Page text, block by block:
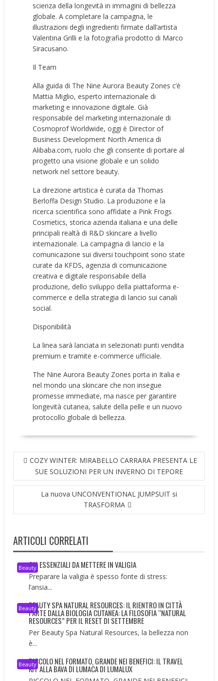
scienza della longevità in immagini di bellezza
globale. A completare la campagna, le
illustrazioni degli ingredienti firmate dall’artista
Valentina Grilli e la fotografia prodotto di Marco
Siracusano.
Il Team
Alla guida di The Nine Aurora Beauty Zones c’è
Mattia Miglio, esperto internazionale di
marketing e innovazione digitale. Già
responsabile del marketing internazionale di
Cosmoprof Worldwide, oggi è Director of
Business Development North America di
Alibaba.com, ruolo che gli consente di portare al
progetto una visione globale e un solido
network nel settore beauty.
La direzione artistica è curata da Thomas
Berloffa Design Studio. La produzione e la
ricerca scientifica sono affidate a Pink Frogs
Cosmetics, storica azienda italiana e una delle
principali realtà di R&D skincare a livello
internazionale. La campagna di lancio e la
comunicazione sui diversi touchpoint sono state
curate da KFDS, agenzia di comunicazione
creativa e digitale responsabile della
produzione, dello sviluppo della piattaforma e-
commerce e della strategia di lancio sui canali
social.
Disponibilità
La linea sarà lanciata in selezionati punti vendita
premium e tramite e-commerce ufficiale.
The Nine Aurora Beauty Zones porta in Italia e
nel mondo una skincare che non insegue
promesse immediate, ma nasce per garantire
longevità cutanea, salute della pelle e un nuovo
protocollo globale di bellezza.
NAVIGAZIONE
ARTICOLI
COZY WINTER: MIRABELLO CARRARA PRESENTA LE
SUE SOLUZIONI PER UN INVERNO DI TEPORE
La nuova UNCONVENTIONAL JUMPSUIT si
TRASFORMA
ARTICOLI CORRELATI
BeautyGLI ESSENZIALI DA METTERE IN VALIGIA
Preparare la valigia è spesso fonte di stress:
l’ansia...
BeautyBEAUTY SPA NATURAL RESOURCES: IL RIENTRO IN CITTÀ
PARTE DALLA BIOLOGIA CUTANEA: LA FILOSOFIA “NATURAL
RESOURCES” PER IL RESET DI SETTEMBRE
Per Beauty Spa Natural Resources, la bellezza non
è...
BeautyPICCOLO NEL FORMATO, GRANDE NEI BENEFICI: IL TRAVEL
KIT ALLA BAVA DI LUMACA DI LUMALUX